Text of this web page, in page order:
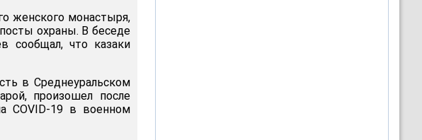
женского монастыря,
охраны. В беседе
сообщал, что казаки
в Среднеуральском
произошел после
COVID-19 в военном